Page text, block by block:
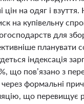
на одяг і
на купівельну
для
планувати
індексація
що пов’язано з
формальні
що перевищує